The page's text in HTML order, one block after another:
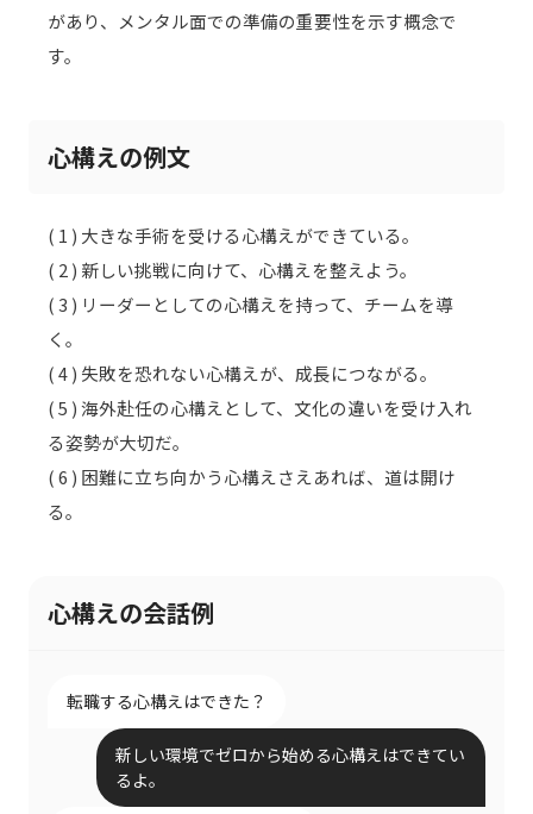
があり、メンタル面での準備の重要性を示す概念で
す。
心構えの例文
( 1 ) 大きな手術を受ける心構えができている。
( 2 ) 新しい挑戦に向けて、心構えを整えよう。
( 3 ) リーダーとしての心構えを持って、チームを導
く。
( 4 ) 失敗を恐れない心構えが、成長につながる。
( 5 ) 海外赴任の心構えとして、文化の違いを受け入れ
る姿勢が大切だ。
( 6 ) 困難に立ち向かう心構えさえあれば、道は開け
る。
心構えの会話例
転職する心構えはできた？
新しい環境でゼロから始める心構えはできてい
るよ。